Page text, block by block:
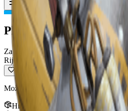
Toggle Menu
Plamenik krijesnice
Za reciklažu
Rijetko
Može se reciklirati u materijale za izradu.
Hrpa